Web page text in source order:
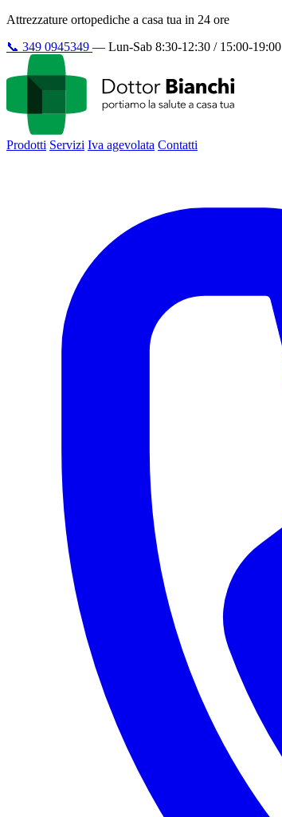
Attrezzature ortopediche a casa tua in 24 ore
📞 349 0945349 — Lun-Sab 8:30-12:30 / 15:00-19:00
Prodotti Servizi Iva agevolata Contatti